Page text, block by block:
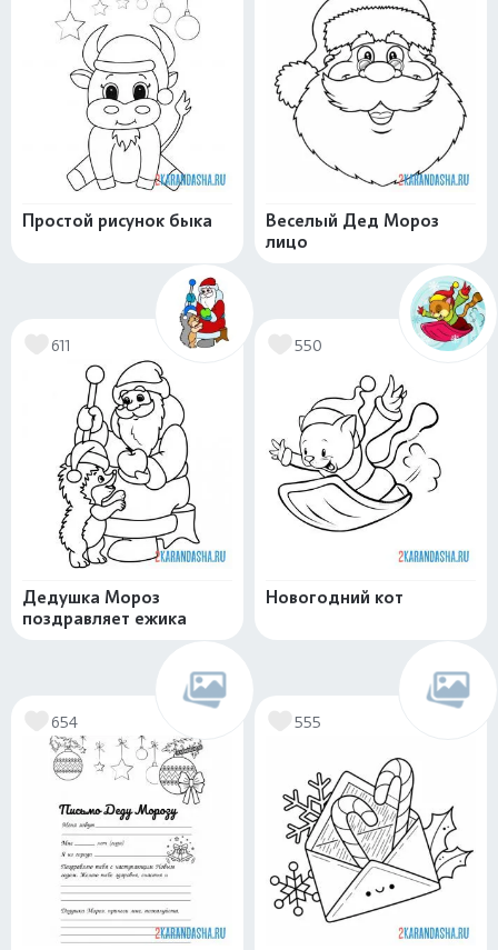
Простой рисунок быка
Веселый Дед Мороз
лицо
611
Дедушка Мороз
поздравляет ежика
550
Новогодний кот
654 555